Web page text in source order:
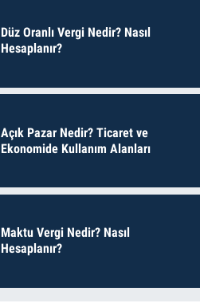
Düz Oranlı Vergi Nedir? Nasıl
Hesaplanır?
Açık Pazar Nedir? Ticaret ve
Ekonomide Kullanım Alanları
Maktu Vergi Nedir? Nasıl
Hesaplanır?